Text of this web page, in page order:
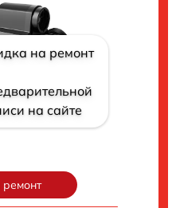
на ремонт
на сайте